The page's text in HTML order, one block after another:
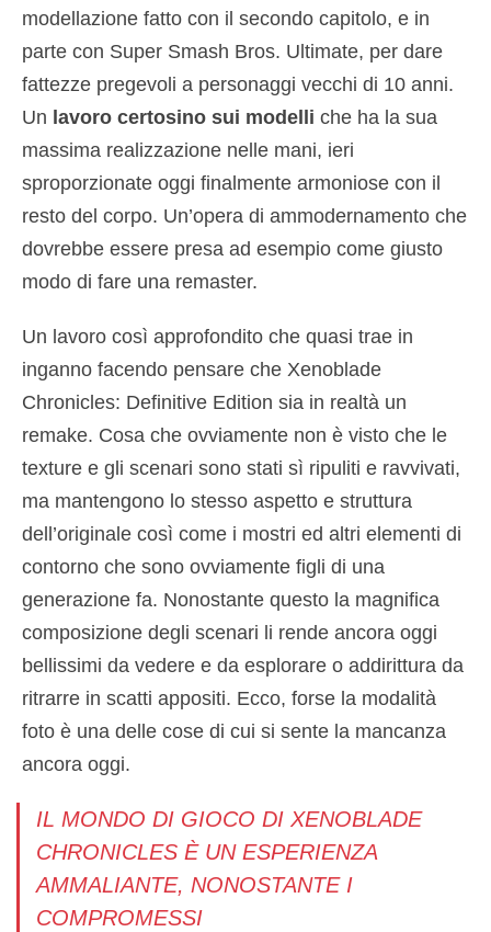
modellazione fatto con il secondo capitolo, e in
parte con Super Smash Bros. Ultimate, per dare
fattezze pregevoli a personaggi vecchi di 10 anni.
Un lavoro certosino sui modelli che ha la sua
massima realizzazione nelle mani, ieri
sproporzionate oggi finalmente armoniose con il
resto del corpo. Un’opera di ammodernamento che
dovrebbe essere presa ad esempio come giusto
modo di fare una remaster.
Un lavoro così approfondito che quasi trae in
inganno facendo pensare che Xenoblade
Chronicles: Definitive Edition sia in realtà un
remake. Cosa che ovviamente non è visto che le
texture e gli scenari sono stati sì ripuliti e ravvivati,
ma mantengono lo stesso aspetto e struttura
dell’originale così come i mostri ed altri elementi di
contorno che sono ovviamente figli di una
generazione fa. Nonostante questo la magnifica
composizione degli scenari li rende ancora oggi
bellissimi da vedere e da esplorare o addirittura da
ritrarre in scatti appositi. Ecco, forse la modalità
foto è una delle cose di cui si sente la mancanza
ancora oggi.
IL MONDO DI GIOCO DI XENOBLADE
CHRONICLES È UN ESPERIENZA
AMMALIANTE, NONOSTANTE I
COMPROMESSI